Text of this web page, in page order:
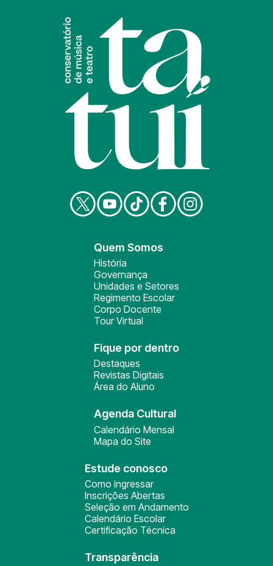
Quem Somos
História
Governança
Unidades e Setores
Regimento Escolar
Corpo Docente
Tour Virtual
Fique por dentro
Destaques
Revistas Digitais
Área do Aluno
Agenda Cultural
Calendário Mensal
Mapa do Site
Estude conosco
Como ingressar
Inscrições Abertas
Seleção em Andamento
Calendário Escolar
Certificação Técnica
Transparência